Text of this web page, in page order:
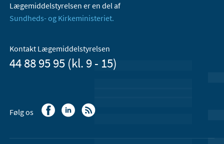
Lægemiddelstyrelsen er en del af
Sundheds- og Kirkeministeriet.
Kontakt Lægemiddelstyrelsen
44 88 95 95 (kl. 9 - 15)
Følg os